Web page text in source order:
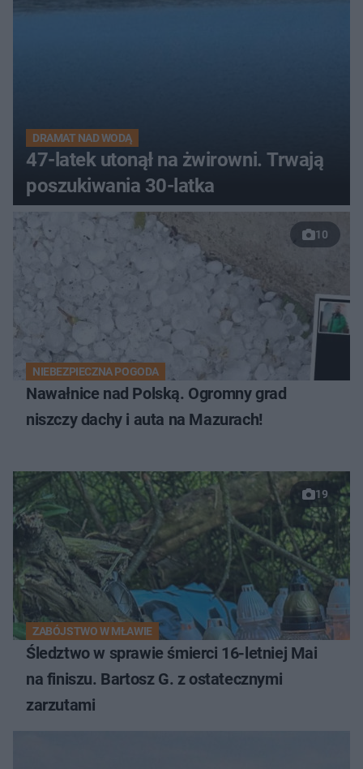
DRAMAT NAD WODĄ
47-latek utonął na żwirowni. Trwają
poszukiwania 30-latka
10
NIEBEZPIECZNA POGODA
Nawałnice nad Polską. Ogromny grad
niszczy dachy i auta na Mazurach!
19
ZABÓJSTWO W MŁAWIE
Śledztwo w sprawie śmierci 16-letniej Mai
na finiszu. Bartosz G. z ostatecznymi
zarzutami